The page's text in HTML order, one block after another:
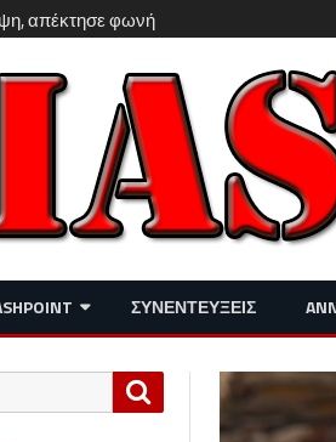
απέκτησε φωνή
ΔΙΑΣΚΈΔΑΣΗ – LIFESTYLE
ΣΥΝΕΝΤΕΥΞΕΙΣ